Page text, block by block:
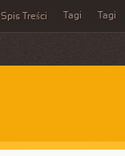
Spis Treści Tagi Tagi